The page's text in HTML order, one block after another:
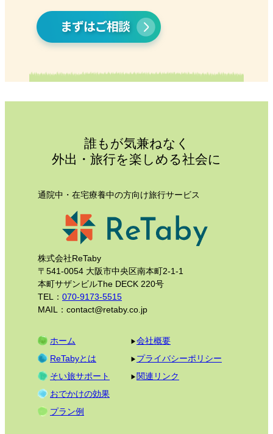
誰もが気兼ねなく
外出・旅行を楽しめる社会に
通院中・在宅療養中の方向け旅行サービス
株式会社ReTaby
〒541-0054 大阪市中央区南本町2-1-1
本町サザンビルThe DECK 220号
TEL： 070-9173-5515
MAIL：contact@retaby.co.jp
ホーム
ReTabyとは
そい旅サポート
おでかけの効果
プラン例
会社概要
プライバシーポリシー
関連リンク